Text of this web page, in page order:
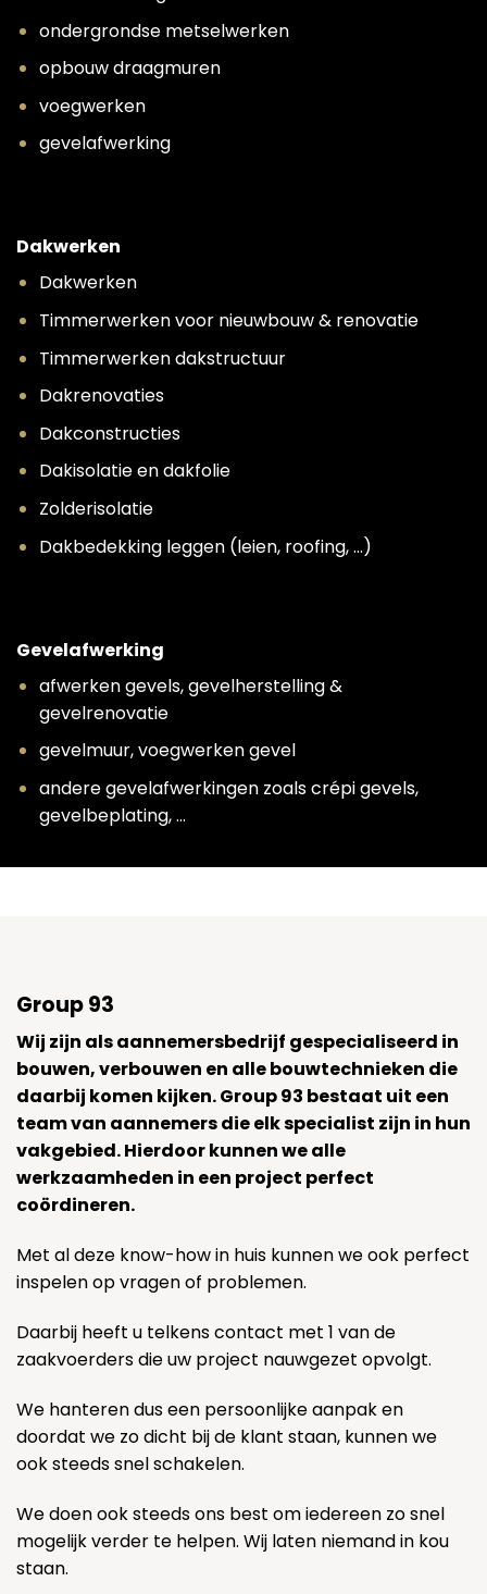
ondergrondse metselwerken
opbouw draagmuren
voegwerken
gevelafwerking
Dakwerken
Dakwerken
Timmerwerken voor nieuwbouw & renovatie
Timmerwerken dakstructuur
Dakrenovaties
Dakconstructies
Dakisolatie en dakfolie
Zolderisolatie
Dakbedekking leggen (leien, roofing, …)
Gevelafwerking
afwerken gevels, gevelherstelling &
gevelrenovatie
gevelmuur, voegwerken gevel
andere gevelafwerkingen zoals crépi gevels,
gevelbeplating, …
Group 93
Wij zijn als aannemersbedrijf gespecialiseerd in
bouwen, verbouwen en alle bouwtechnieken die
daarbij komen kijken. Group 93 bestaat uit een
team van aannemers die elk specialist zijn in hun
vakgebied. Hierdoor kunnen we alle
werkzaamheden in een project perfect
coördineren.
Met al deze know-how in huis kunnen we ook perfect
inspelen op vragen of problemen.
Daarbij heeft u telkens contact met 1 van de
zaakvoerders die uw project nauwgezet opvolgt.
We hanteren dus een persoonlijke aanpak en
doordat we zo dicht bij de klant staan, kunnen we
ook steeds snel schakelen.
We doen ook steeds ons best om iedereen zo snel
mogelijk verder te helpen. Wij laten niemand in kou
staan.